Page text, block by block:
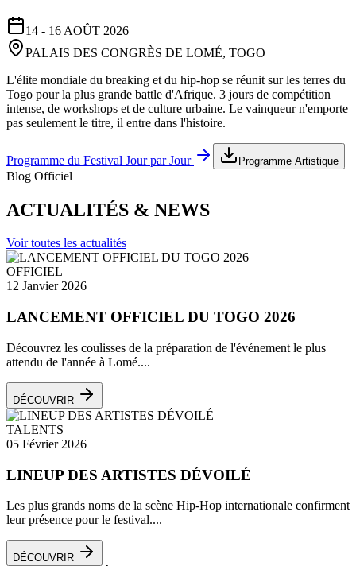
14 - 16 AOÛT 2026
PALAIS DES CONGRÈS DE LOMÉ, TOGO
L'élite mondiale du breaking et du hip-hop se réunit sur les terres du
Togo pour la plus grande battle d'Afrique. 3 jours de compétition
intense, de workshops et de culture urbaine. Le vainqueur n'emporte
pas seulement le titre, il entre dans l'histoire.
Programme du Festival Jour par Jour Programme Artistique
Blog Officiel
ACTUALITÉS & NEWS
Voir toutes les actualités
OFFICIEL
12 Janvier 2026
LANCEMENT OFFICIEL DU TOGO 2026
Découvrez les coulisses de la préparation de l'événement le plus
attendu de l'année à Lomé....
DÉCOUVRIR
TALENTS
05 Février 2026
LINEUP DES ARTISTES DÉVOILÉ
Les plus grands noms de la scène Hip-Hop internationale confirment
leur présence pour le festival....
DÉCOUVRIR